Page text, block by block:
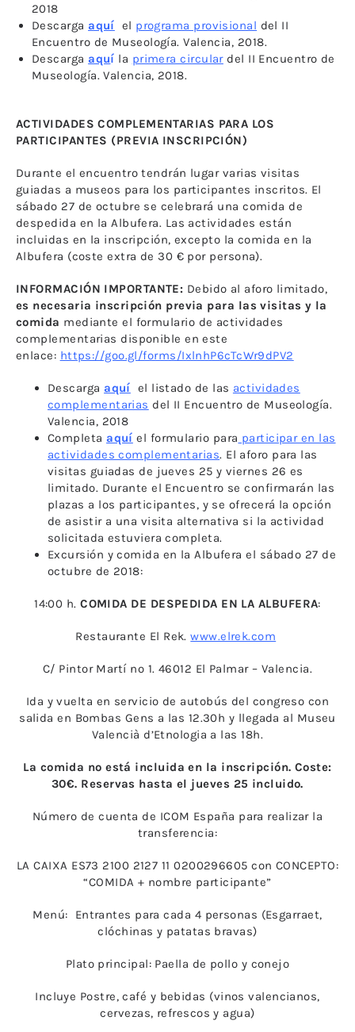
2018
Descarga aquí el programa provisional del II
Encuentro de Museología. Valencia, 2018.
Descarga aquí la primera circular del II Encuentro de
Museología. Valencia, 2018.
ACTIVIDADES COMPLEMENTARIAS PARA LOS
PARTICIPANTES (PREVIA INSCRIPCIÓN)
Durante el encuentro tendrán lugar varias visitas
guiadas a museos para los participantes inscritos. El
sábado 27 de octubre se celebrará una comida de
despedida en la Albufera. Las actividades están
incluidas en la inscripción, excepto la comida en la
Albufera (coste extra de 30 € por persona).
INFORMACIÓN IMPORTANTE: Debido al aforo limitado,
es necesaria inscripción previa para las visitas y la
comida mediante el formulario de actividades
complementarias disponible en este
enlace: https://goo.gl/forms/IxlnhP6cTcWr9dPV2
Descarga aquí el listado de las actividades
complementarias del II Encuentro de Museología.
Valencia, 2018
Completa aquí el formulario para participar en las
actividades complementarias. El aforo para las
visitas guiadas de jueves 25 y viernes 26 es
limitado. Durante el Encuentro se confirmarán las
plazas a los participantes, y se ofrecerá la opción
de asistir a una visita alternativa si la actividad
solicitada estuviera completa.
Excursión y comida en la Albufera el sábado 27 de
octubre de 2018:
14:00 h.COMIDA DE DESPEDIDA EN LA ALBUFERA:
Restaurante El Rek.www.elrek.com
C/ Pintor Martí nº 1. 46012 El Palmar – Valencia.
Ida y vuelta en servicio de autobús del congreso con
salida en Bombas Gens a las 12.30h y llegada al Museu
Valencià d’Etnologia a las 18h.
La comida no está incluida en la inscripción. Coste:
30€. Reservas hasta el jueves 25 incluido.
Número de cuenta de ICOM España para realizar la
transferencia:
LA CAIXA ES73 2100 2127 11 0200296605 con CONCEPTO:
“COMIDA + nombre participante”
Menú: Entrantes para cada 4 personas (Esgarraet,
clóchinas y patatas bravas)
Plato principal: Paella de pollo y conejo
Incluye Postre, café y bebidas (vinos valencianos,
cervezas, refrescos y agua)